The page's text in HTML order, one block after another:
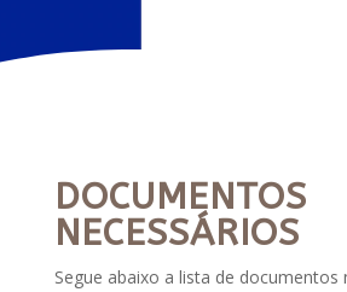
DOCUMENTOS
NECESSÁRIOS
Segue abaixo a lista de documentos